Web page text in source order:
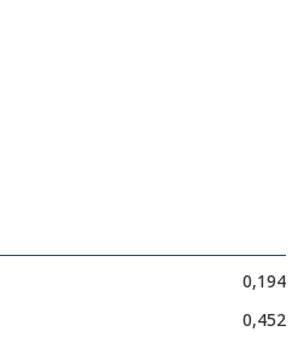
0,194
0,452